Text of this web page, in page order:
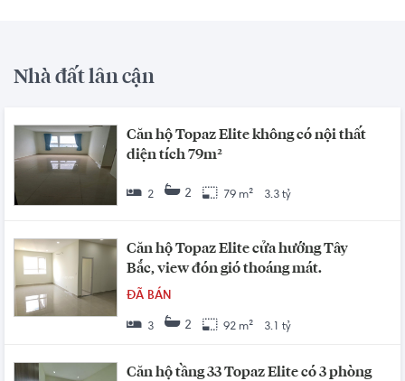
Nhà đất lân cận
Căn hộ Topaz Elite không có nội thất
diện tích 79m²
2 2 79 m² 3.3 tỷ
Căn hộ Topaz Elite cửa hướng Tây
Bắc, view đón gió thoáng mát.
ĐÃ BÁN
3 2 92 m² 3.1 tỷ
Căn hộ tầng 33 Topaz Elite có 3 phòng